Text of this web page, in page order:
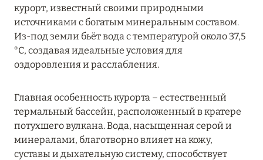
MARCH GRAND ESCAPE: ПРЕДЛОЖЕНИЕ ОТ Á
LA CARTE PREMIUM ПО ОТЕЛЮ WALDORF
ASTORIA MALDIVES ITHAAFUSHI, МАЛЬДИВЫ
Подробнее
12 ноября 2025
MANDARIN ORIENTAL JUMEIRA — SUITE
NOVEMBER
Подробнее
курорт, известный своими природными
источниками с богатым минеральным составом.
Из-под земли бьёт вода с температурой около 37,5
°C, создавая идеальные условия для
оздоровления и расслабления.
Главная особенность курорта – естественный
термальный бассейн, расположенный в кратере
потухшего вулкана. Вода, насыщенная серой и
минералами, благотворно влияет на кожу,
суставы и дыхательную систему, способствует